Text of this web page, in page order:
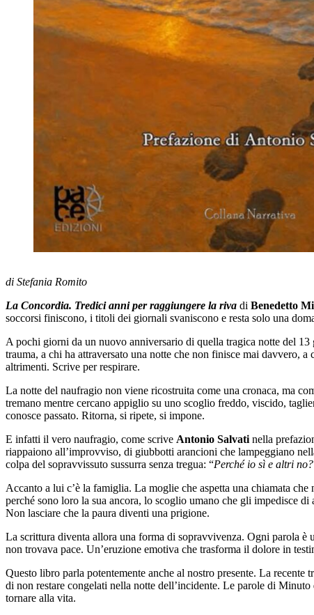
di Stefania Romito
La Concordia. Tredici anni per raggiungere la riva di Benedetto
soccorsi finiscono, i titoli dei giornali svaniscono e resta solo una
A pochi giorni da un nuovo anniversario di quella tragica notte del
trauma, a chi ha attraversato una notte che non finisce mai davvero,
altrimenti. Scrive per respirare.
La notte del naufragio non viene ricostruita come una cronaca, ma
tremano mentre cercano appiglio su uno scoglio freddo, viscido,
conosce passato. Ritorna, si ripete, si impone.
E infatti il vero naufragio, come scrive Antonio Salvati nella
riappaiono all’improvviso, di giubbotti arancioni che lampeggiano
colpa del sopravvissuto sussurra senza tregua: “Perché io sì e altri
Accanto a lui c’è la famiglia. La moglie che aspetta una chiamata
perché sono loro la sua ancora, lo scoglio umano che gli impedisce
Non lasciare che la paura diventi una prigione.
La scrittura diventa allora una forma di sopravvivenza. Ogni parola è
non trovava pace. Un’eruzione emotiva che trasforma il dolore in
Questo libro parla potentemente anche al nostro presente. La
di non restare congelati nella notte dell’incidente. Le parole di
tornare alla vita.